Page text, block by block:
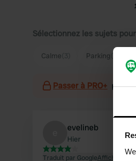
Sélectionnez les sujets
Calme Parking
Passer à PRO+ pour
evelineb
Hier
Traduit par GoogleAfficher